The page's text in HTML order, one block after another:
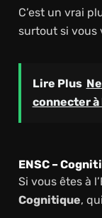
C’est un vrai
surtout si vous
Lire Plus
connecter à
ENSC –
Si vous êtes à
Cognitique,